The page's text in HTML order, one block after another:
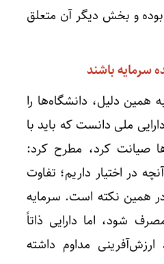
و بخش دیگر آن متعلق
سرمایه باشند
همین دلیل، دانشگاه‌ها را
ملی دانست که باید با
صیانت کرد، مطرح کرد:
در اختیار داریم؛ تفاوت
در همین نکته است. سرمایه
شود، اما دارایی ذاتاً
مداوم داشته